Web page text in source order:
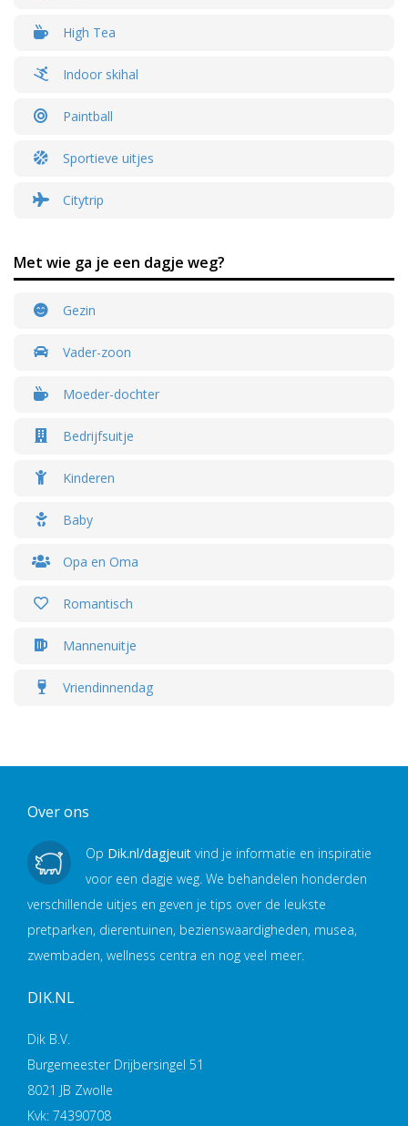
High Tea
Indoor skihal
Paintball
Sportieve uitjes
Citytrip
Met wie ga je een dagje weg?
Gezin
Vader-zoon
Moeder-dochter
Bedrijfsuitje
Kinderen
Baby
Opa en Oma
Romantisch
Mannenuitje
Vriendinnendag
Over ons
Op Dik.nl/dagjeuit vind je informatie en inspiratie
voor een dagje weg. We behandelen honderden
verschillende uitjes en geven je tips over de leukste
pretparken, dierentuinen, bezienswaardigheden, musea,
zwembaden, wellness centra en nog veel meer.
DIK.NL
Dik B.V.
Burgemeester Drijbersingel 51
8021 JB Zwolle
Kvk: 74390708